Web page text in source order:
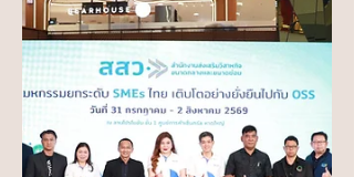
ล้านบาท จากการจัดแสดงและจำหน่าย
สินค้า รวมถึงการเชื่อมโยงโอกาสทาง
ธุรกิจ สะท้อนศักยภาพของผู้ประกอบการ
SMEs ภาคใต้ และบทบาทของศูนย์ให้
บริการ